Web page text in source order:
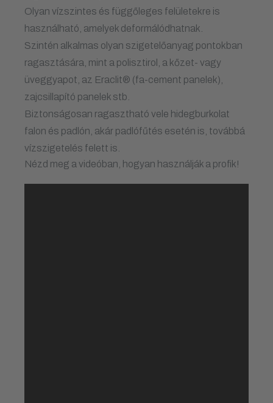
Olyan vízszintes és függőleges felületekre is
használható, amelyek deformálódhatnak.
Szintén alkalmas olyan szigetelőanyag pontokban
ragasztására, mint a polisztirol, a kőzet- vagy
üveggyapot, az Eraclit® (fa-cement panelek),
zajcsillapító panelek stb.
Biztonságosan ragasztható vele hidegburkolat
falon és padlón, akár padlófűtés esetén is, továbbá
vízszigetelés felett is.
Nézd meg a videóban, hogyan használják a profik!